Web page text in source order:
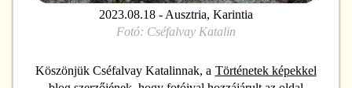
2023.08.18 - Ausztria, Karintia
Fotó: Cséfalvay Katalin
Köszönjük Cséfalvay Katalinnak, a Történetek képekkel